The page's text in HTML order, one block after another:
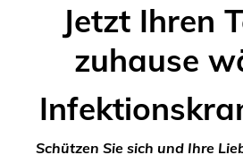
Jetzt Ihren
zuhause
Schützen Sie sich und Ihre